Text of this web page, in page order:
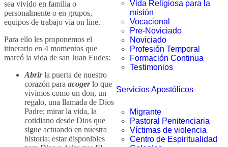
Vida Religiosa para la
misión
Vocacional
Pre-Noviciado
Noviciado
Profesión Temporal
Formación Continua
Testimonios
Servicios Apostólicos
Migrante
Pastoral Penitenciaria
Víctimas de violencia
Centro de Espiritualidad
sea vivido en familia o
personalmente o en grupos,
equipos de trabajo vía on line.
Para ello les proponemos el
itinerario en 4 momentos que
marcó la vida de san Juan Eudes:
Abrirla puerta de nuestro
corazón para acogerlo que
vivimos como un don, un
regalo, una llamada de Dios
Padre; mirar la vida, la
cotidiano desde Dios que
sigue actuando en nuestra
historia; estar disponibles